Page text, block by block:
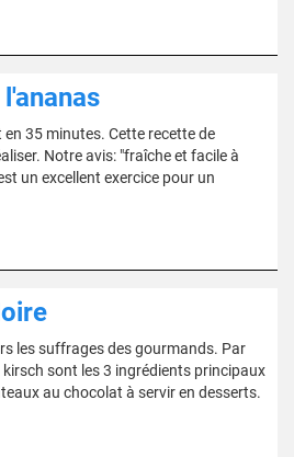
35 minutes. Cette recette de
Notre avis: "fraîche et facile à
un excellent exercice pour un
les suffrages des gourmands. Par
sont les 3 ingrédients principaux
au chocolat à servir en desserts.